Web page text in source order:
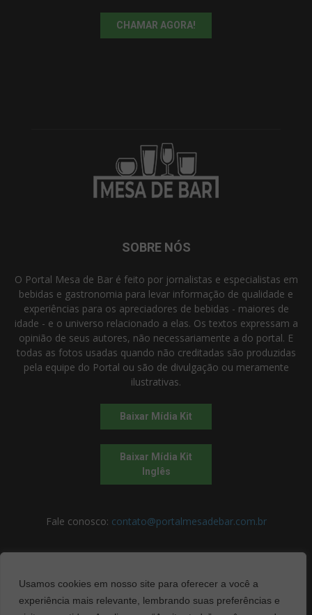
Usamos cookies em nosso site para oferecer a você a
experiência mais relevante, lembrando suas preferências e
CHAMAR AGORA!
SOBRE NÓS
O Portal Mesa de Bar é feito por jornalistas e especialistas em
bebidas e gastronomia para levar informação de qualidade e
experiências para os apreciadores de bebidas - maiores de
idade - e o universo relacionado a elas. Os textos expressam a
opinião de seus autores, não necessariamente a do portal. E
todas as fotos usadas quando não creditadas são produzidas
pela equipe do Portal ou são de divulgação ou meramente
ilustrativas.
Baixar Mídia Kit
Baixar Mídia Kit
Inglês
Fale conosco: contato@portalmesadebar.com.br